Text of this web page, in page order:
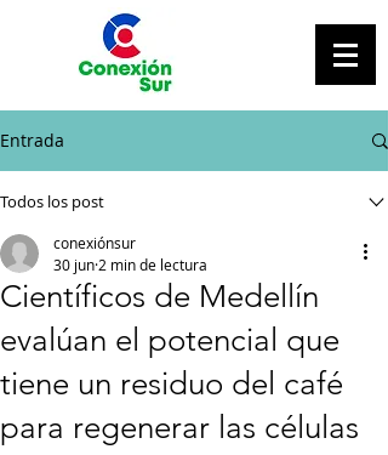
Entrada
Todos los post
Científicos de Medellín
evalúan el potencial que
tiene un residuo del café
para regenerar las células
conexiónsur
30 jun 2 min de lectura